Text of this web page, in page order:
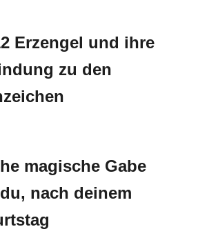
Erzengel und ihre
zu den
magische Gabe
nach deinem